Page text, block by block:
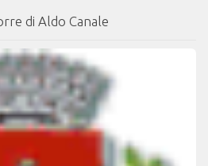
di Aldo Canale